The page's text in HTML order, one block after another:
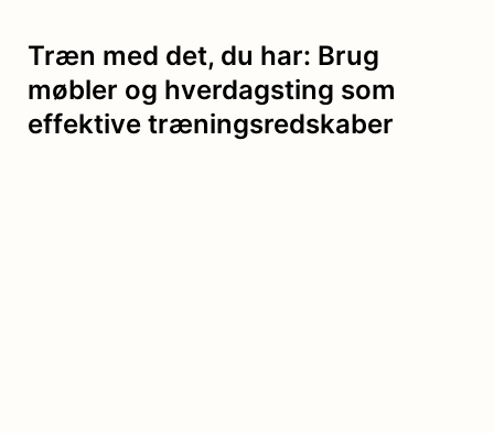
Træn med det, du har: Brug
møbler og hverdagsting som
effektive træningsredskaber